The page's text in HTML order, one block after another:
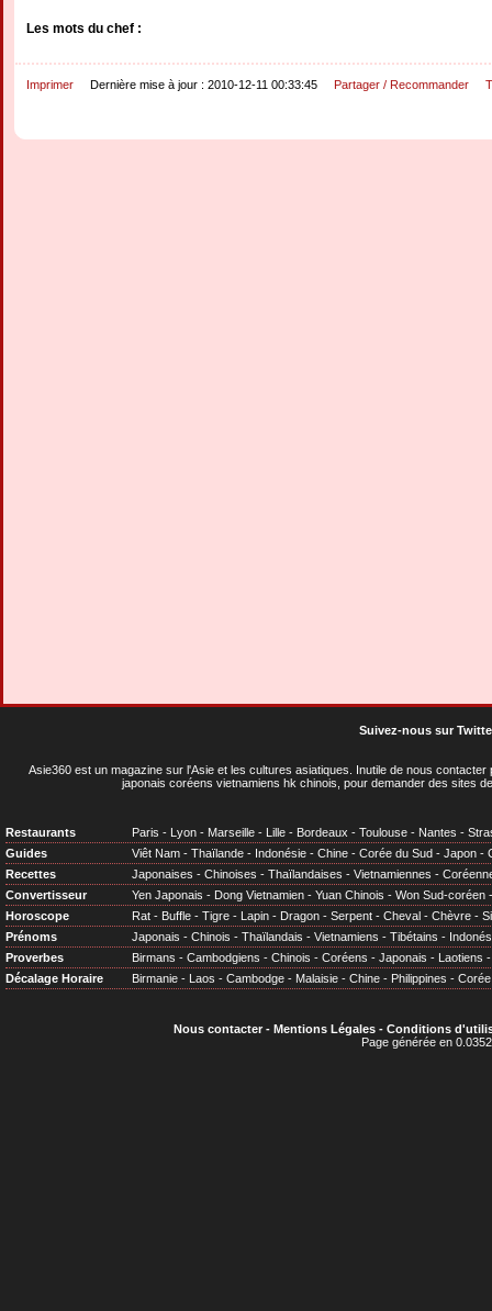
Les mots du chef :
Imprimer Dernière mise à jour : 2010-12-11 00:33:45 Partager / Recommander
Suivez-nous sur
Asie360 est un magazine sur l'Asie et les cultures asiatiques . Inutile de nous
japonais coréens vietnamiens hk chinois, pour demander des sites
Restaurants Paris - Lyon - Marseille - Lille - Bordeaux - Toulouse - Nantes -
Guides
Viêt Nam - Thaïlande - Indonésie - Chine - Corée du Sud - Japon -
Recettes
Japonaises - Chinoises - Thaïlandaises - Vietnamiennes -
Convertisseur
Yen Japonais - Dong Vietnamien - Yuan Chinois - Won Sud-coréen
Horoscope
Rat - Buffle - Tigre - Lapin - Dragon - Serpent - Cheval - Chèvre -
Prénoms
Japonais - Chinois - Thaïlandais - Vietnamiens - Tibétains -
Proverbes
Birmans - Cambodgiens - Chinois - Coréens - Japonais - Laotiens
Décalage Horaire
Birmanie - Laos - Cambodge - Malaisie - Chine - Philippines - Corée
Nous contacter- Mentions Légales- Conditions
Page générée en